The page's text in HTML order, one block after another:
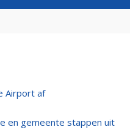
Airport af
en gemeente stappen uit